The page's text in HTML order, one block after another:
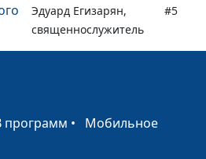
Эдуард Егизарян,
священнослужитель
#5
Эдуард Егизарян,
программ • Мобильное